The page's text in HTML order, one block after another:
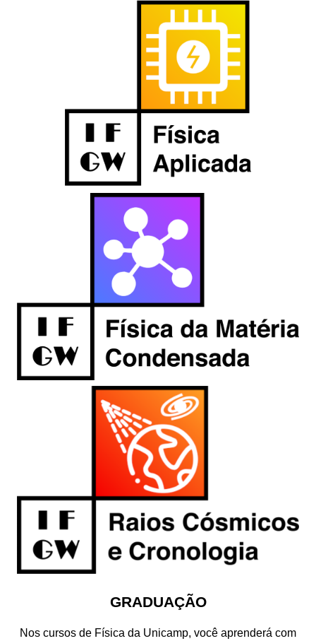
GRADUAÇÃO
Nos cursos de Física da Unicamp, você aprenderá com